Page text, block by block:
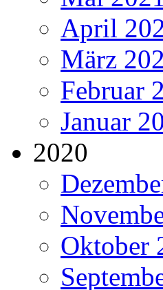
April
März
Februar
Januar
2020
Oktober